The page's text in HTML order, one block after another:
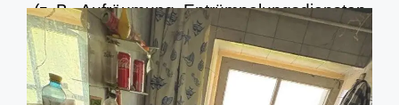
(z. B. Aufräumung, Entrümpelungsdiensten
und Grundreinigung).